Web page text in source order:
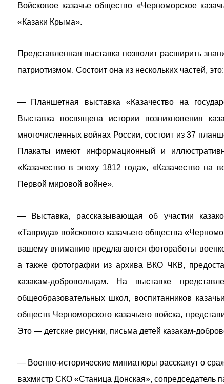
Войсковое казачье общество «Черноморское
«Казаки Крыма».
Представленная выставка позволит расширить
патриотизмом. Состоит она из нескольких частей, это:
— Планшетная выставка «Казачество на
Выставка посвящена истории возникновения
многочисленных войнах России, состоит из 37
Плакаты имеют информационный и
«Казачество в эпоху 1812 года», «Казачество
Первой мировой войне».
— Выставка, рассказывающая об участии
«Таврида» войскового казачьего общества
вашему вниманию предлагаются фотоработы
а также фотографии из архива ВКО ЧКВ,
казакам-добровольцам. На выставке
общеобразовательных школ, воспитанников
обществ Черноморского казачьего войска,
Это — детские рисунки, письма детей казакам-
— Военно-исторические миниатюры расскажут о
вахмистр СКО «Станица Донская», сопредседатель